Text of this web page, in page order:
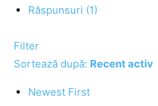
Răspunsuri (1)
Filter
Sortează după: Recent activ
Newest First